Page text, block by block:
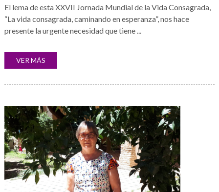
El lema de esta XXVII Jornada Mundial de la Vida Consagrada,
“La vida consagrada, caminando en esperanza”, nos hace
presente la urgente necesidad que tiene ...
VER MÁS